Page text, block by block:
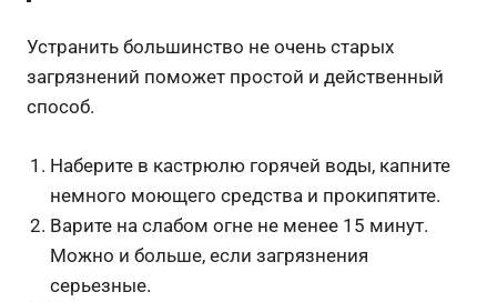
Устранить большинство не очень старых
загрязнений поможет простой и действенный
способ.
Наберите в кастрюлю горячей воды, капните
немного моющего средства и прокипятите.
Варите на слабом огне не менее 15 минут.
Можно и больше, если загрязнения
серьезные.